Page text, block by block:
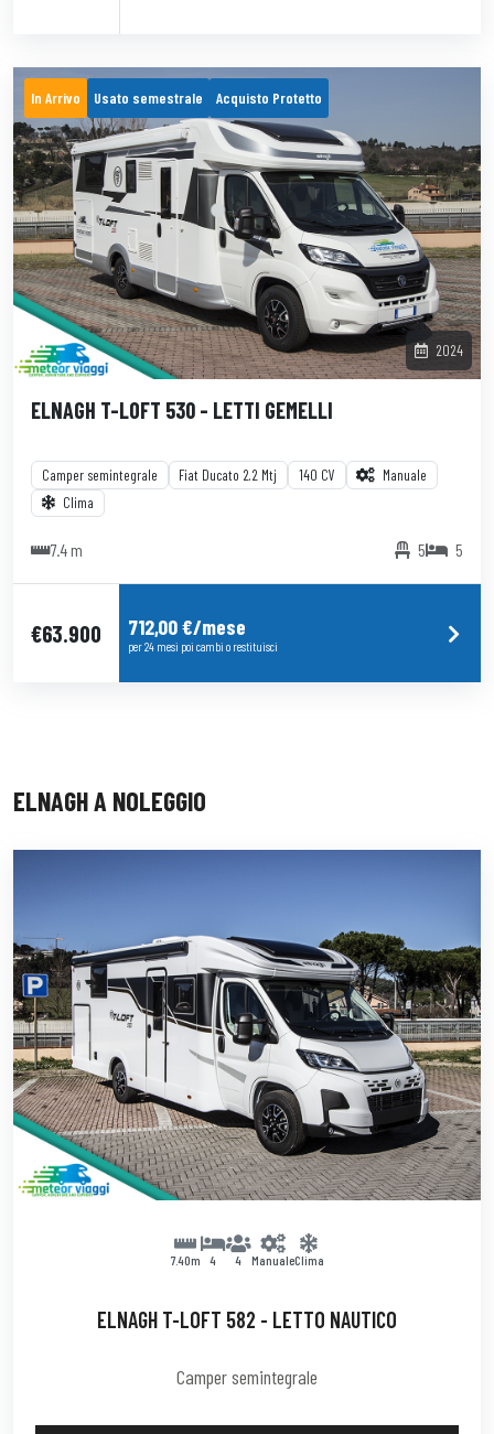
In Arrivo Usato semestrale Acquisto Protetto
2024
ELNAGH T-LOFT 530 - LETTI GEMELLI
Camper semintegrale Fiat Ducato 2.2 Mtj 140 CV
Manuale
Clima
7.4 m 5 5
€63.900 712,00 €/mese
per 24 mesi poi cambi o restituisci
ELNAGH A NOLEGGIO
7.40m 4 4 ManualeClima
ELNAGH T-LOFT 582 - LETTO NAUTICO
Camper semintegrale